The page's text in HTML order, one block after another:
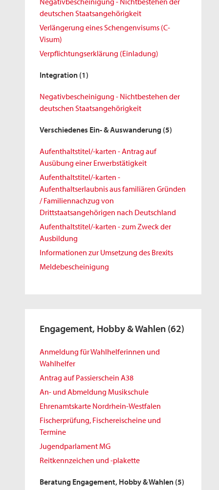
deutschen Staatsangehörigkeit
Verlängerung eines Schengenvisums (C-
Visum)
Verpflichtungserklärung (Einladung)
Integration (1)
Negativbescheinigung - Nichtbestehen der
deutschen Staatsangehörigkeit
Verschiedenes Ein- & Auswanderung (5)
Aufenthaltstitel/-karten - Antrag auf
Ausübung einer Erwerbstätigkeit
Aufenthaltstitel/-karten -
Aufenthaltserlaubnis aus familiären Gründen
/ Familiennachzug von
Drittstaatsangehörigen nach Deutschland
Aufenthaltstitel/-karten - zum Zweck der
Ausbildung
Informationen zur Umsetzung des Brexits
Meldebescheinigung
Engagement, Hobby & Wahlen (62)
Anmeldung für Wahlhelferinnen und
Wahlhelfer
Antrag auf Passierschein A38
An- und Abmeldung Musikschule
Ehrenamtskarte Nordrhein-Westfalen
Fischerprüfung, Fischereischeine und
Termine
Jugendparlament MG
Reitkennzeichen und -plakette
Beratung Engagement, Hobby & Wahlen (5)